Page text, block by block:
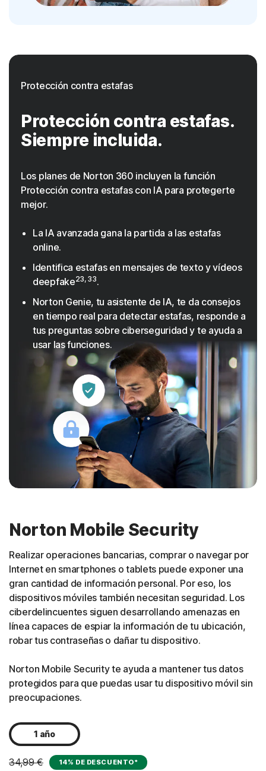
Protección contra estafas
Protección contra estafas.
Siempre incluida.
Los planes de Norton 360 incluyen la función
Protección contra estafas con IA para protegerte
mejor.
La IA avanzada gana la partida a las estafas
online.
Identifica estafas en mensajes de texto y vídeos
deepfake23, 33.
Norton Genie, tu asistente de IA, te da consejos
en tiempo real para detectar estafas, responde a
tus preguntas sobre ciberseguridad y te ayuda a
usar las funciones.
Norton Mobile Security
Realizar operaciones bancarias, comprar o navegar por
Internet en smartphones o tablets puede exponer una
gran cantidad de información personal. Por eso, los
dispositivos móviles también necesitan seguridad. Los
ciberdelincuentes siguen desarrollando amenazas en
línea capaces de espiar la información de tu ubicación,
robar tus contraseñas o dañar tu dispositivo.
Norton Mobile Security te ayuda a mantener tus datos
protegidos para que puedas usar tu dispositivo móvil sin
preocupaciones.
1 año
34,99 € 14% DE DESCUENTO*